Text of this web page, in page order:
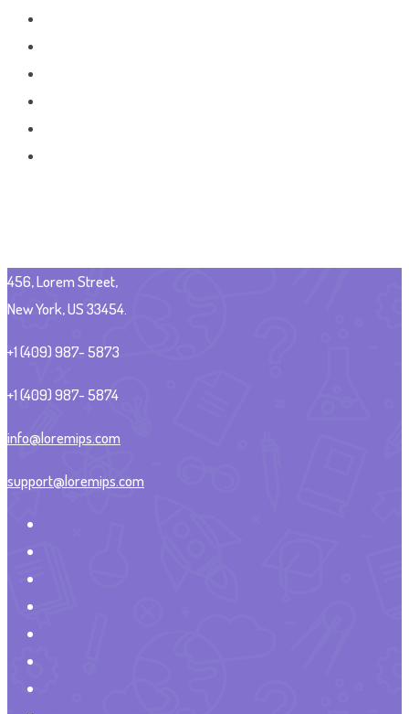
456, Lorem Street,
New York, US 33454.
+1 (409) 987- 5873
+1 (409) 987- 5874
info@loremips.com
support@loremips.com